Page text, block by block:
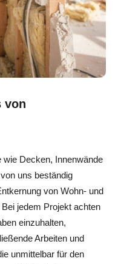
von
wie Decken, Innenwände
uns beständig
von Wohn- und
jedem Projekt achten
einzuhalten,
Arbeiten und
unmittelbar für den